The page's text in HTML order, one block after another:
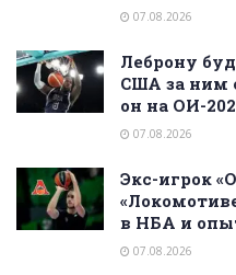
07.08.2026
Леброну
США за ним
он на ОИ-
07.08.2026
Экс-игрок
в НБА и
07.08.2026